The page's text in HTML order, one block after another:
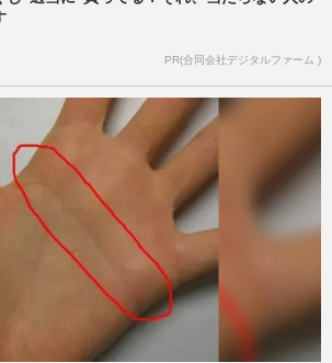
PR(合同会社デジタルファーム )